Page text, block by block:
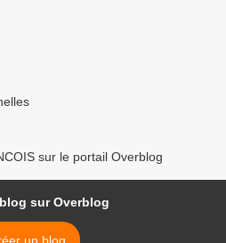
sur le portail Overblog
sur Overblog